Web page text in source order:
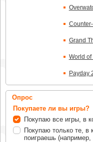
Grand
World of
Payday
Опрос
Покупаете ли вы игры?
Покупаю все игры, в
Покупаю только те, в
поиграешь